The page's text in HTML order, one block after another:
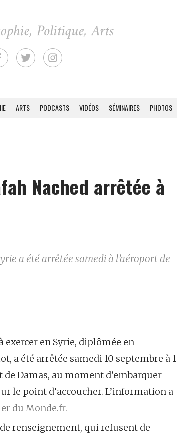
ARTS PODCASTS VIDÉOS SÉMINAIRES PHOTOS
Nached arrêtée à
a été arrêtée samedi à l’aéroport de
exercer en Syrie, diplômée en
a été arrêtée samedi 10 septembre à 1
Damas, au moment d’embarquer
le point d’accoucher. L’information a
du Monde.fr.
renseignement, qui refusent de